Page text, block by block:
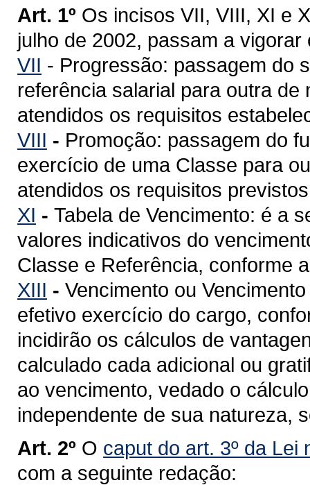
Art. 1º Os incisos VII, VIII, XI e
julho de 2002, passam a
VII - Progressão: passagem do
referência salarial para outra
atendidos os requisitos
VIII - Promoção: passagem do
exercício de uma Classe para
atendidos os requisitos
XI - Tabela de Vencimento: é a
valores indicativos do
Classe e Referência, conforme
XIII - Vencimento ou
efetivo exercício do cargo,
incidirão os cálculos de
calculado cada adicional ou
ao vencimento, vedado o
independente de sua natureza,
Art. 2º O caput do art. 3º da Lei
com a seguinte redação: